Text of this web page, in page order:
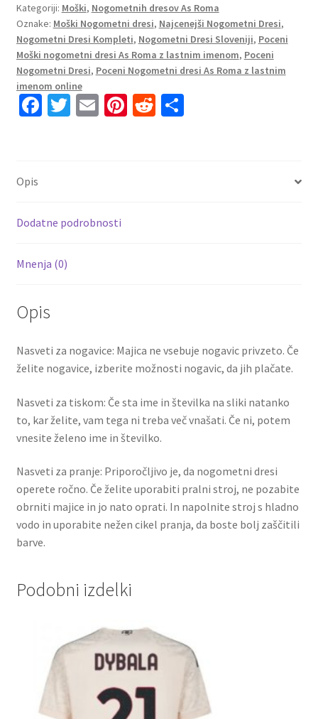
Domači
22-
23
Kratek
Rokav
+
Kratke
količina
Kategoriji: Moški, Nogometnih dresov As Roma
Oznake: Moški Nogometni dresi, Najcenejši Nogometni Dresi,
Nogometni Dresi Kompleti, Nogometni Dresi Sloveniji, Poceni
Moški nogometni dresi As Roma z lastnim imenom, Poceni
Nogometni Dresi, Poceni Nogometni dresi As Roma z lastnim
imenom online
Fa
k
T E Pi R S
Opis
Dodatne podrobnosti
Mnenja (0)
Opis
Nasveti za nogavice: Majica ne vsebuje nogavic privzeto. Če
želite nogavice, izberite možnosti nogavic, da jih plačate.
Nasveti za tiskom: Če sta ime in številka na sliki natanko
to, kar želite, vam tega ni treba več vnašati. Če ni, potem
vnesite želeno ime in številko.
Nasveti za pranje: Priporočljivo je, da nogometni dresi
operete ročno. Če želite uporabiti pralni stroj, ne pozabite
obrniti majice in jo nato oprati. In napolnite stroj s hladno
vodo in uporabite nežen cikel pranja, da boste bolj zaščitili
barve.
Podobni izdelki